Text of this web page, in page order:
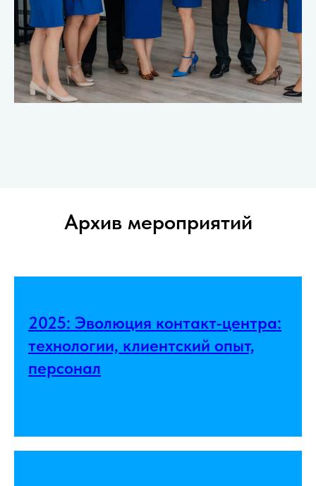
Архив мероприятий
2025: Эволюция контакт-центра:
технологии, клиентский опыт,
персонал